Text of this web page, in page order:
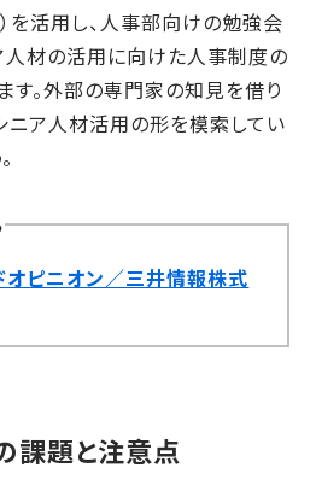
を活用し、人事部向けの勉強会
人材の活用に向けた人事制度の
す。外部の専門家の知見を借り
ニア人材活用の形を模索してい
ピニオン／三井情報株式
課題と注意点